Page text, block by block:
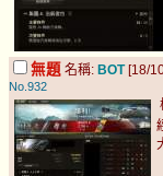
無題 名稱: BOT[18/
No.932